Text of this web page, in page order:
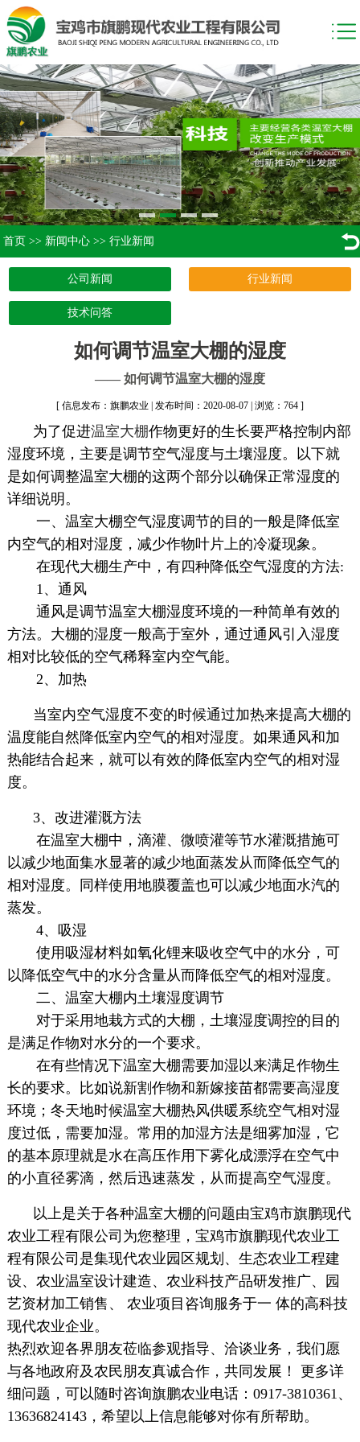
首页 >> 新闻中心 >> 行业新闻
公司新闻 行业新闻
技术问答
如何调节温室大棚的湿度
—— 如何调节温室大棚的湿度
[ 信息发布：旗鹏农业 | 发布时间：2020-08-07 | 浏览：764 ]
为了促进温室大棚作物更好的生长要严格控制内部
湿度环境，主要是调节空气湿度与土壤湿度。以下就
是如何调整温室大棚的这两个部分以确保正常湿度的
详细说明。
一、温室大棚空气湿度调节的目的一般是降低室
内空气的相对湿度，减少作物叶片上的冷凝现象。
在现代大棚生产中，有四种降低空气湿度的方法:
1、通风
通风是调节温室大棚湿度环境的一种简单有效的
方法。大棚的湿度一般高于室外，通过通风引入湿度
相对比较低的空气稀释室内空气能。
2、加热
当室内空气湿度不变的时候通过加热来提高大棚的
温度能自然降低室内空气的相对湿度。如果通风和加
热能结合起来，就可以有效的降低室内空气的相对湿
度。
3、改进灌溉方法
在温室大棚中，滴灌、微喷灌等节水灌溉措施可
以减少地面集水显著的减少地面蒸发从而降低空气的
相对湿度。同样使用地膜覆盖也可以减少地面水汽的
蒸发。
4、吸湿
使用吸湿材料如氧化锂来吸收空气中的水分，可
以降低空气中的水分含量从而降低空气的相对湿度。
二、温室大棚内土壤湿度调节
对于采用地栽方式的大棚，土壤湿度调控的目的
是满足作物对水分的一个要求。
在有些情况下温室大棚需要加湿以来满足作物生
长的要求。比如说新割作物和新嫁接苗都需要高湿度
环境；冬天地时候温室大棚热风供暖系统空气相对湿
度过低，需要加湿。常用的加湿方法是细雾加湿，它
的基本原理就是水在高压作用下雾化成漂浮在空气中
的小直径雾滴，然后迅速蒸发，从而提高空气湿度。
以上是关于各种温室大棚的问题由宝鸡市旗鹏现代
农业工程有限公司为您整理，宝鸡市旗鹏现代农业工
程有限公司是集现代农业园区规划、生态农业工程建
设、农业温室设计建造、农业科技产品研发推广、园
艺资材加工销售、 农业项目咨询服务于一 体的高科技
现代农业企业。
热烈欢迎各界朋友莅临参观指导、洽谈业务，我们愿
与各地政府及农民朋友真诚合作，共同发展！ 更多详
细问题，可以随时咨询旗鹏农业电话：0917-3810361、
13636824143，希望以上信息能够对你有所帮助。